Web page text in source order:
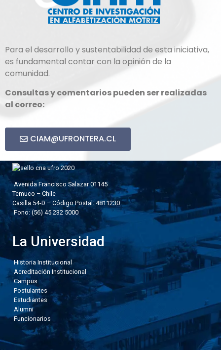
Para el desarrollo y sustentabilidad de esta iniciativa,
es fundamental contar con la opinión de la
comunidad.
Consultas y comentarios pueden ser realizadas
al correo:
CIAM@UFRONTERA.CL
Avenida Francisco Salazar 01145
Temuco – Chile
Casilla 54-D – Código Postal: 4811230
Fono: (56) 45 232 5000
La Universidad
Historia Institucional
Acreditación Institucional
Campus
Postulantes
Estudiantes
Alumni
Funcionarios